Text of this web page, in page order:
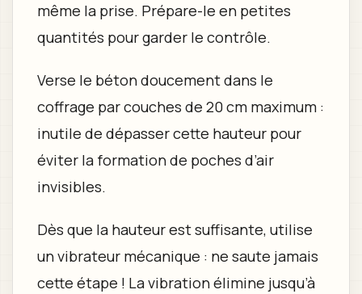
même la prise. Prépare-le en petites
quantités pour garder le contrôle.
Verse le béton doucement dans le
coffrage par couches de 20 cm maximum :
inutile de dépasser cette hauteur pour
éviter la formation de poches d’air
invisibles.
Dès que la hauteur est suffisante, utilise
un vibrateur mécanique : ne saute jamais
cette étape ! La vibration élimine jusqu’à